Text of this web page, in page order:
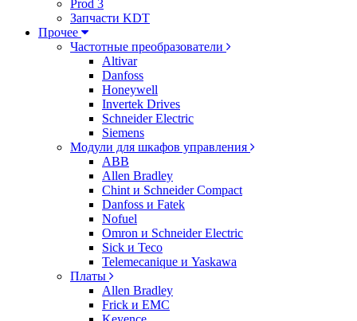
Prod 3
Запчасти KDT
Прочее
Частотные преобразователи
Altivar
Danfoss
Honeywell
Invertek Drives
Schneider Electric
Siemens
Модули для шкафов управления
ABB
Allen Bradley
Chint и Schneider Compact
Danfoss и Fatek
Nofuel
Omron и Schneider Electric
Sick и Teco
Telemecanique и Yaskawa
Платы
Allen Bradley
Frick и EMC